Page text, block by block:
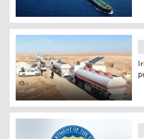
Hürmüz Boğazı
Irak'ın Suriye